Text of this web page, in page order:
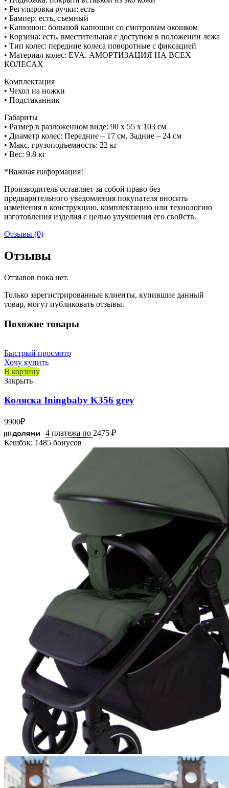
• Регулировка ручки: есть
• Бампер: есть, съемный
• Капюшон: большой капюшон со смотровым окошком
• Корзина: есть, вместительная с доступом в положении лежа
• Тип колес: передние колеса поворотные с фиксацией
• Материал колес: EVA. АМОРТИЗАЦИЯ НА ВСЕХ
КОЛЕСАХ
Комплектация
• Чехол на ножки
• Подстаканник
Габариты
• Размер в разложенном виде: 90 x 55 х 103 см
• Диаметр колес: Передние – 17 см, Задние – 24 см
• Макс. грузоподъемность: 22 кг
• Вес: 9.8 кг
*Важная информация!
Производитель оставляет за собой право без
предварительного уведомления покупателя вносить
изменения в конструкцию, комплектацию или технологию
изготовления изделия с целью улучшения его свойств.
Отзывы (0)
Отзывы
Отзывов пока нет.
Только зарегистрированные клиенты, купившие данный
товар, могут публиковать отзывы.
Похожие товары
Быстрый просмотр
Хочу купить
В корзину
Закрыть
Коляска Iningbaby K356 grey
9900₽
4 платежа по 2475 ₽
Кешбэк: 1485 бонусов